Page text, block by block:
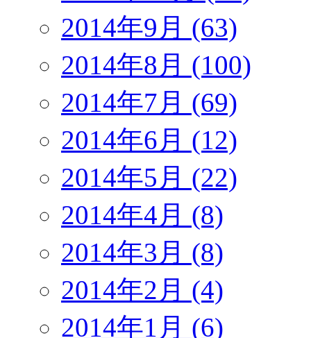
2014年9月 (63)
2014年8月 (100)
2014年7月 (69)
2014年6月 (12)
2014年5月 (22)
2014年4月 (8)
2014年3月 (8)
2014年2月 (4)
2014年1月 (6)